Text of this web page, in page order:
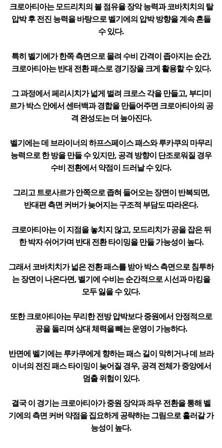
크로아티아는 모드리치의 볼 점유율 장악 능력과 코바치치의 탈
압박 후 전진 능력을 바탕으로 벨기에의 압박 방향을 계속 흔들
수 있다.
특히 벨기에가 한쪽 측면으로 몰려 수비 간격이 좁아지는 순간,
크로아티아는 반대 전환 패스로 경기장을 크게 활용할 수 있다.
그 과정에서 페리시치가 넓게 벌려 크로스 각을 만들고, 부디미
르가 박스 안에서 센터백과 경합을 만들어주면 크로아티아의 공
격 완성도는 더 높아진다.
벨기에는 데 브라이너의 하프스페이스 패스와 루카쿠의 마무리
능력으로 한 방을 만들 수 있지만, 공격 방향이 단조로워질 경우
수비 전환에서 약점이 드러날 수 있다.
그리고 트로사르가 안쪽으로 좁혀 들어오는 장면이 반복되면,
반대편 측면 커버가 늦어지는 구조적 부담도 따라온다.
크로아티아는 이 지점을 놓치지 않고, 모드리치가 공을 잡은 뒤
한 박자 쉬어가며 반대 전환 타이밍을 만들 가능성이 높다.
그래서 코바치치가 넓은 전환 패스를 받아 박스 측면으로 침투하
는 장면이 나온다면, 벨기에 수비는 순간적으로 시선과 마킹을
모두 잃을 수 있다.
또한 크로아티아는 무리한 전방 압박보다 중원에서 안정적으로
공을 돌리며 상대 체력을 빼는 운영이 가능하다.
반면에 벨기에는 루카쿠에게 향하는 패스 길이 막히거나 데 브라
이너의 전진 패스 타이밍이 늦어질 경우, 공격 전체가 중앙에서
멈출 위험이 있다.
결국 이 경기는 크로아티아가 중원 장악과 좌우 전환을 통해 벨
기에의 측면 커버 약점을 집요하게 공략하는 그림으로 흘러갈 가
능성이 높다.